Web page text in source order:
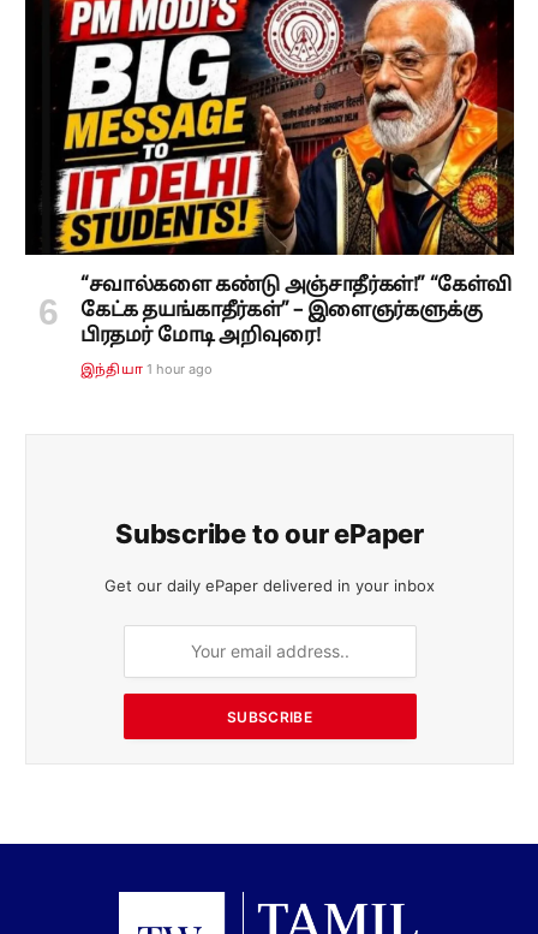
“சவால்களை கண்டு அஞ்சாதீர்கள்!” “கேள்வி
கேட்க தயங்காதீர்கள்” – இளைஞர்களுக்கு
பிரதமர் மோடி அறிவுரை!
இந்தியா 1 hour ago
Subscribe to our ePaper
Get our daily ePaper delivered in your inbox
SUBSCRIBE